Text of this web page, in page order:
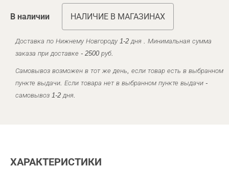
В наличии НАЛИЧИЕ В МАГАЗИНАХ
Доставка по Нижнему Новгороду 1-2 дня . Минимальная сумма
заказа при доставке - 2500 руб.
Самовывоз возможен в тот же день, если товар есть в выбранном
пункте выдачи. Если товара нет в выбранном пункте выдачи -
самовывоз 1-2 дня.
ХАРАКТЕРИСТИКИ